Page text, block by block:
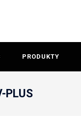
PRODUKTY
PLUS